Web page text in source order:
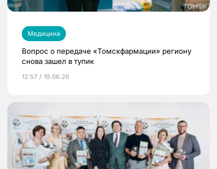
Медицина
Вопрос о передаче «Томскфармации» региону
снова зашел в тупик
12:57 / 19.06.26